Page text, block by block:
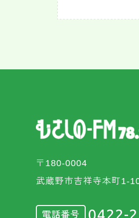
〒180-0004
武蔵野市吉祥寺本町1-
電話番号 0422-